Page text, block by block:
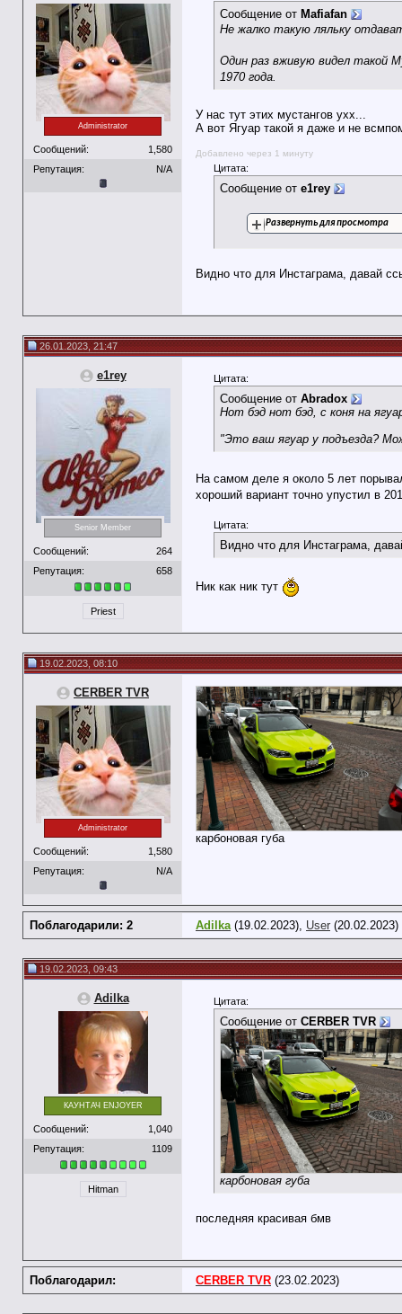
Administrator
Сообщений:
1,580
Репутация:
N/A
Сообщение от Mafiafan
Не жалко такую ляльку
Один раз вживую видел такой
1970 года.
У нас тут этих мустангов ухх...
А вот Ягуар такой я даже и не
Добавлено через 1 минуту
Цитата:
Сообщение от e1rey
Развернуть для просмотра
Видно что для Инстаграма, давай
26.01.2023, 21:47
e1rey
Senior Member
Сообщений:
264
Репутация:
658
Priest
Цитата:
Сообщение от Abradox
Нот бэд нот бэд, с коня на
"Это ваш ягуар у подъезда?
На самом деле я около 5 лет
хороший вариант точно упустил в
Цитата:
Видно что для Инстаграма,
Ник как ник тут
19.02.2023, 08:10
CERBER TVR
Administrator
Сообщений:
1,580
Репутация:
N/A
карбоновая губа
Поблагодарили: 2 Adilka(19.02.2023), User (20.02.2023)
19.02.2023, 09:43
Adilka
КАУНТАЧ ENJOYER
Сообщений:
1,040
Репутация:
1109
Hitman
Цитата:
Сообщение от CERBER TVR
карбоновая губа
последняя красивая бмв
Поблагодарил: CERBER TVR (23.02.2023)